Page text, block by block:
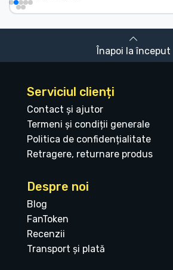
Înapoi la început
Serviciul clienți
Contact și ajutor
Termeni și condiții generale
Politica de confidențialitate
Retragere, returnare produs
Despre noi
Blog
FanToken
Recenzii
Transport și plată